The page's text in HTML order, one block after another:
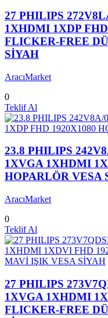
27 PHILIPS
1XHDMI 1XDP
FLICKER-FREE
SİYAH
AracıMarket
0
Teklif Al
23.8 PHILIPS
1XVGA 1XHDMI
HOPARLÖR VESA
AracıMarket
0
Teklif Al
27 PHILIPS
1XVGA 1XHDMI
FLICKER-FREE